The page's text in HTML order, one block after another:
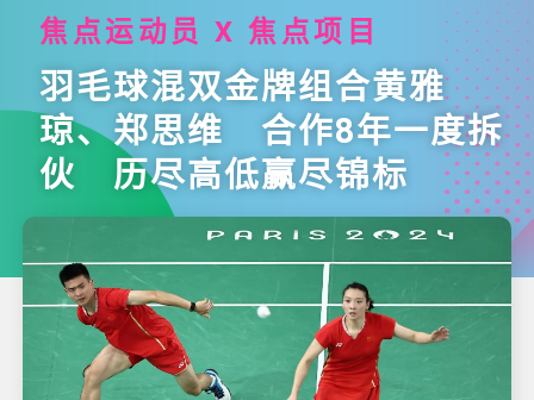
焦点运动员 X 焦点项目
羽毛球混双金牌组合黄雅
琼、郑思维 合作8年一度拆
伙 历尽高低赢尽锦标